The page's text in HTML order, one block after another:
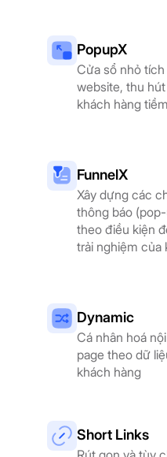
PopupX
Cửa sổ nhỏ
website, thu
khách hàng
FunnelX
Xây dựng các
thông báo
theo điều kiện
trải nghiệm của
Dynamic
Cá nhân hoá
page theo dữ
khách hàng
Short Links